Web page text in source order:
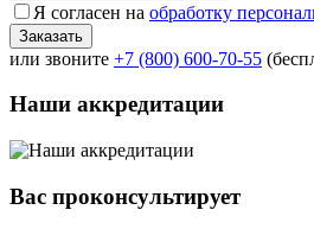
Я согласен на обработку
или звоните +7 (800) 600-70-55
Наши аккредитации
Вас проконсультирует